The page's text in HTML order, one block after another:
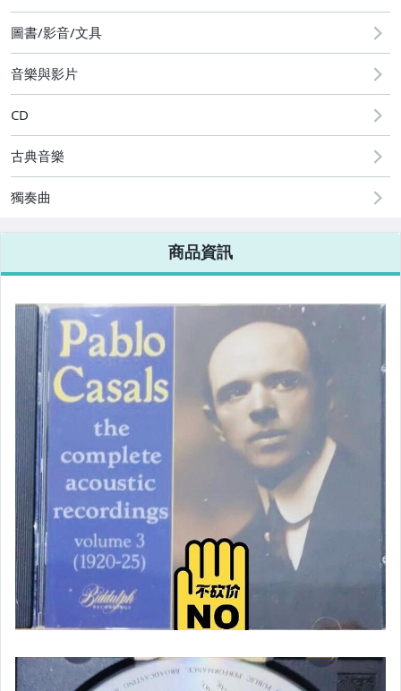
[全店] 週年慶
圖書/影音/文具
音樂與影片
CD
古典音樂
獨奏曲
商品資訊